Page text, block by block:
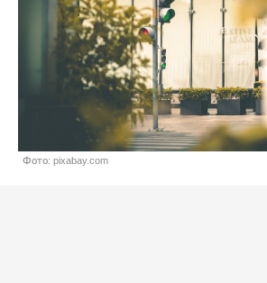
Фото: pixabay.com